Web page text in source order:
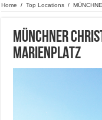
Home / Top Locations /
MÜNCHNER
MARIENPLATZ